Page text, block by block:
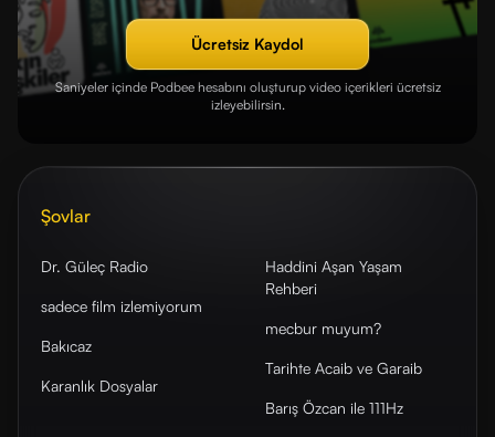
Ücretsiz Kaydol
Saniyeler içinde Podbee hesabını oluşturup video içerikleri ücretsiz
izleyebilirsin.
Şovlar
Dr. Güleç Radio
sadece film izlemiyorum
Bakıcaz
Karanlık Dosyalar
Haddini Aşan Yaşam
Rehberi
mecbur muyum?
Tarihte Acaib ve Garaib
Barış Özcan ile 111Hz